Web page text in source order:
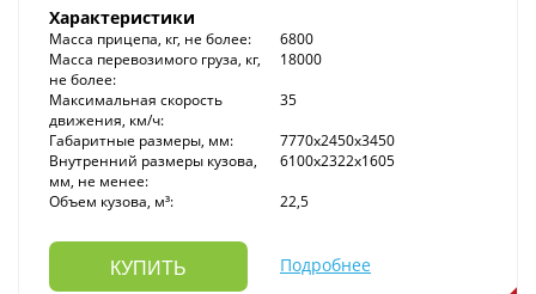
Характеристики
Масса прицепа, кг, не более:
6800
Масса перевозимого груза, кг,
не более:
18000
Максимальная скорость
движения, км/ч:
35
Габаритные размеры, мм:
7770х2450х3450
Внутренний размеры кузова,
мм, не менее:
6100х2322х1605
Объем кузова, м³:
22,5
КУПИТЬ Подробнее